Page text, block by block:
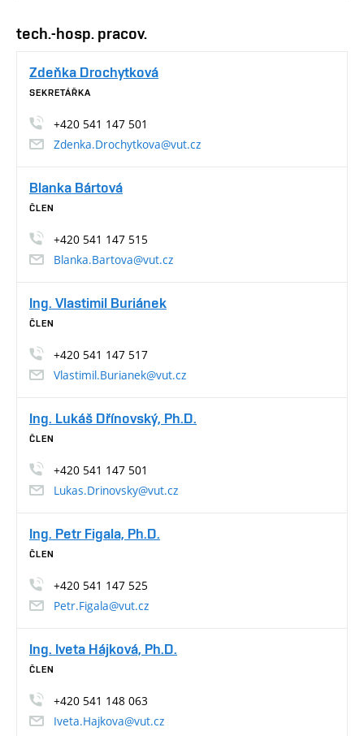
tech.-hosp. pracov.
Zdeňka Drochytková
SEKRETÁŘKA
+420 541 147 501
Zdenka.Drochytkova@vut.cz
Blanka Bártová
ČLEN
+420 541 147 515
Blanka.Bartova@vut.cz
Ing. Vlastimil Buriánek
ČLEN
+420 541 147 517
Vlastimil.Burianek@vut.cz
Ing. Lukáš Dřínovský, Ph.D.
ČLEN
+420 541 147 501
Lukas.Drinovsky@vut.cz
Ing. Petr Figala, Ph.D.
ČLEN
+420 541 147 525
Petr.Figala@vut.cz
Ing. Iveta Hájková, Ph.D.
ČLEN
+420 541 148 063
Iveta.Hajkova@vut.cz